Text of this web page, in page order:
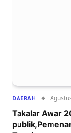
DAERAH
Takalar Awar